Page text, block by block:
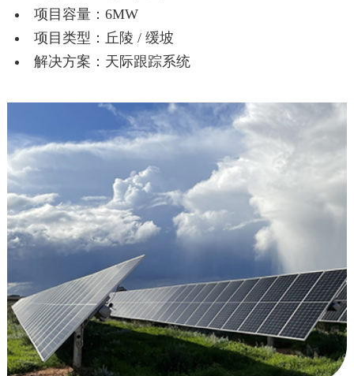
项目容量：6MW
项目类型：丘陵 / 缓坡
解决方案：天际跟踪系统